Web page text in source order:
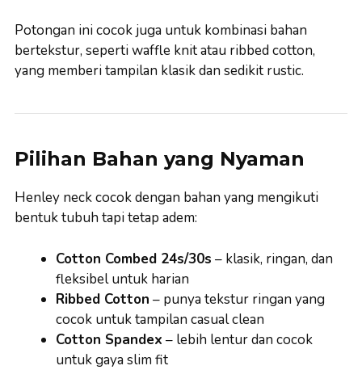
Potongan ini cocok juga untuk kombinasi bahan
bertekstur, seperti waffle knit atau ribbed cotton,
yang memberi tampilan klasik dan sedikit rustic.
Pilihan Bahan yang Nyaman
Henley neck cocok dengan bahan yang mengikuti
bentuk tubuh tapi tetap adem:
Cotton Combed 24s/30s – klasik, ringan, dan
fleksibel untuk harian
Ribbed Cotton – punya tekstur ringan yang
cocok untuk tampilan casual clean
Cotton Spandex – lebih lentur dan cocok
untuk gaya slim fit